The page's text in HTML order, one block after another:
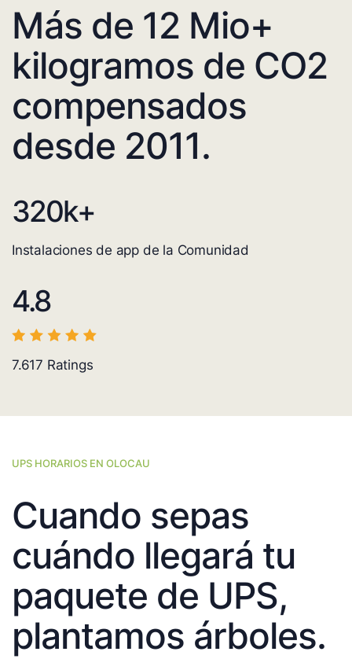
Más de 12 Mio+
kilogramos de CO2
compensados
desde 2011.
320k+
Instalaciones de app de la Comunidad
4.8
7.617 Ratings
UPS HORARIOS EN OLOCAU
Cuando sepas
cuándo llegará tu
paquete de UPS,
plantamos árboles.